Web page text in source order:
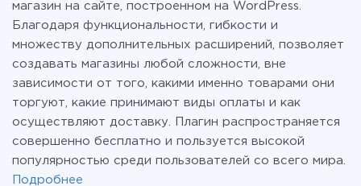
магазин на сайте, построенном на WordPress.
Благодаря функциональности, гибкости и
множеству дополнительных расширений, позволяет
создавать магазины любой сложности, вне
зависимости от того, какими именно товарами они
торгуют, какие принимают виды оплаты и как
осуществляют доставку. Плагин распространяется
совершенно бесплатно и пользуется высокой
популярностью среди пользователей со всего мира.
Подробнее